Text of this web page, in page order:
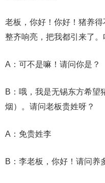
老板，你好！你好！猪养
整齐响亮，把我都引来了。
A：可不是嘛！请问你是？
B：哦，我是无锡东方希望
烟）。请问老板贵姓呀？
A：免贵姓李
B：李老板，你好！请问养